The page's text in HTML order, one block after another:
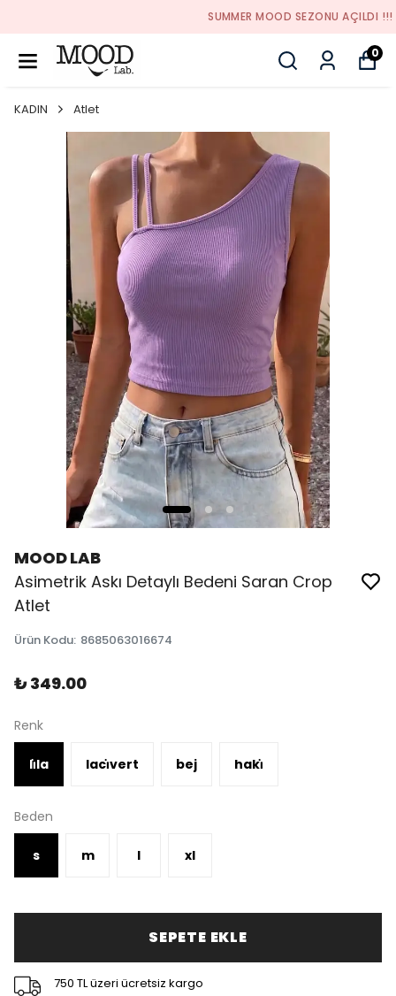
SUMMER MOOD SEZONU AÇILDI !!!
0
KADIN Atlet
MOOD LAB
Asimetrik Askı Detaylı Bedeni Saran Crop
Atlet
Ürün Kodu: 8685063016674
₺ 349.00
Renk
li̇la laci̇vert bej haki̇
Beden
s m l xl
SEPETE EKLE
750 TL üzeri ücretsiz kargo